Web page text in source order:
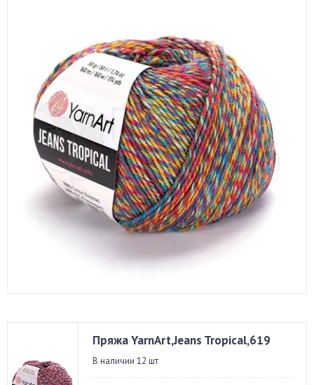
Пряжа YarnArt,Jeans Tropical,619
В наличии 12 шт